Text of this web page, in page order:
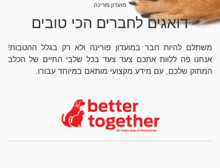
מועדון פורינה
דואגים לחברים הכי טובים
משתלם להיות חבר במועדון פורינה ולא רק בגלל ההטבות!
אנחנו פה ללוות אתכם צעד צעד בכל שלבי החיים של הכלב
המתוק שלכם, עם מידע מקצועי מותאם במיוחד עבורו.